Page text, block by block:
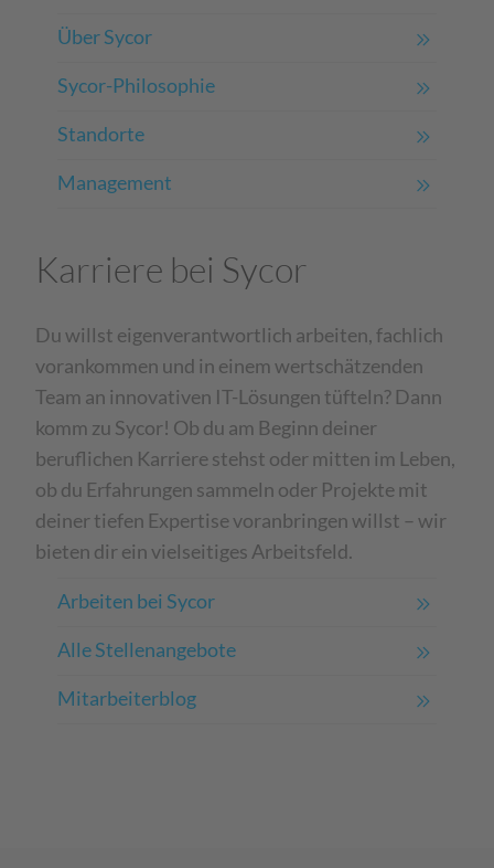
Über Sycor
Sycor-Philosophie
Standorte
Management
Karriere bei Sycor
Du willst eigenverantwortlich arbeiten, fachlich
vorankommen und in einem wertschätzenden
Team an innovativen IT-Lösungen tüfteln? Dann
komm zu Sycor! Ob du am Beginn deiner
beruflichen Karriere stehst oder mitten im Leben,
ob du Erfahrungen sammeln oder Projekte mit
deiner tiefen Expertise voranbringen willst – wir
bieten dir ein vielseitiges Arbeitsfeld.
Arbeiten bei Sycor
Alle Stellenangebote
Mitarbeiterblog